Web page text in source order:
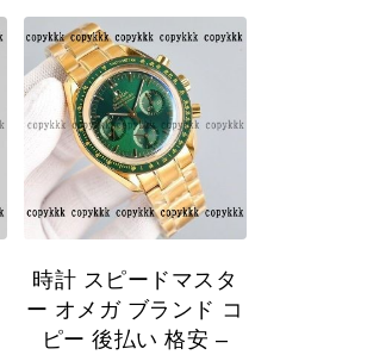
時計 スピードマスタ
ー オメガ ブランド コ
ピー 後払い 格安 –